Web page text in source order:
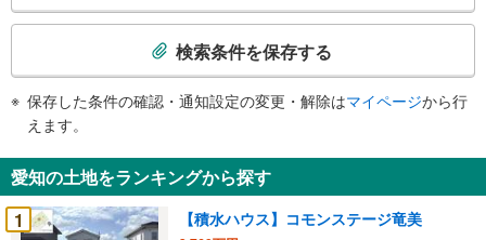
検
知
を
受
け
検索条件を保存する
保存した条件の確認・通知設定の変更・解除はマイページから行
えます。
愛知の土地をランキングから探す
1
【積水ハウス】コモンステージ竜美